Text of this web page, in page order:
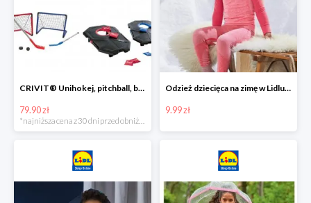
CRIVIT® Unihokej, pitchball, bean bag lub disc golf
79.90 zł
Odzież dziecięca na zimę w Lidlu Online od 9,99 zł
9.99 zł